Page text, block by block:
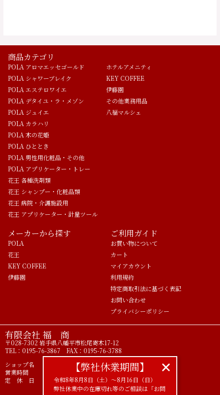
商品カテゴリ
POLA アロマエッセゴールド
POLA シャワーブレイク
POLA エステロワイエ
POLA デタイユ・ラ・メゾン
POLA ジュイエ
POLA カラハリ
POLA 木の花姫
POLA ひととき
POLA 男性用化粧品・その他
POLA アプリケーター・トレー
花王 各種洗剤類
花王 シャンプー・化粧品類
花王 病院・介護施設用
花王 アプリケーター・計量ツール
ホテルアメニティ
KEY COFFEE
伊藤園
その他業務用品
八福マルシェ
メーカーから探す
POLA
花王
KEY COFFEE
伊藤園
ご利用ガイド
お買い物について
カート
マイアカウント
利用規約
特定商取引法に基づく表記
お問い合わせ
プライバシーポリシー
有限会社 福 商
〒028-7302 岩手県八幡平市松尾寄木17-12
TEL：0195-76-3867 FAX：0195-76-3788
ショップ名 ライフアメニティ POLA正規代理店
営業時間 9時00分～17時00分
定 休 日 土 日 祝
【弊社休業期間】
令和8年8月8日（土）〜8月16日（日）
弊社休業中の在庫切れ等のご相談は「お問